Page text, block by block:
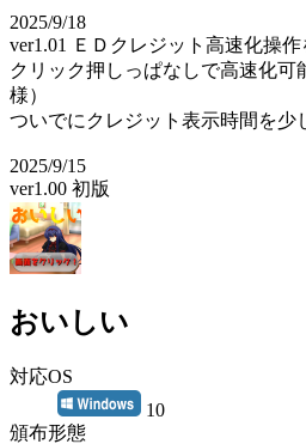
2025/9/18
ver1.01 ＥＤクレジット高速化操
クリック押しっぱなしで高速化可
様）
ついでにクレジット表示時間を少
2025/9/15
ver1.00 初版
おいしい
対応OS
10
頒布形態